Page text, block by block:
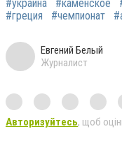
#украина #каменское
#греция
#чемпионат
Евгений Белый
Журналист
Авторизуйтесь, щоб